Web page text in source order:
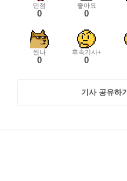
만점
0
좋아요
0
씬나
0
후속기사+
0
기사 공유하기